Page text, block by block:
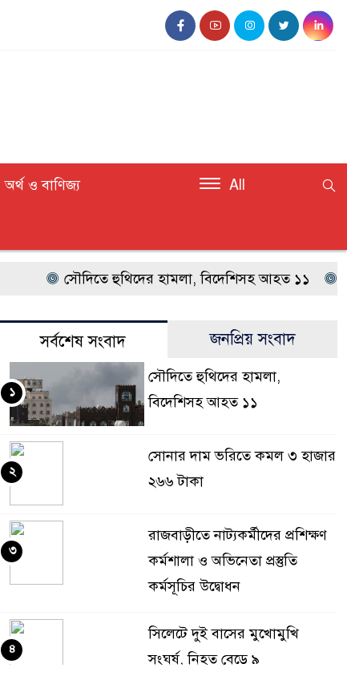
অর্থ ও বাণিজ্য All
সৌদিতে হুথিদের হামলা, বিদেশিসহ আহত ১১
সর্বশেষ সংবাদ জনপ্রিয় সংবাদ
সৌদিতে হুথিদের হামলা,
বিদেশিসহ আহত ১১
১
সোনার দাম ভরিতে কমল ৩ হাজার
২৬৬ টাকা
২
রাজবাড়ীতে নাট্যকর্মীদের প্রশিক্ষণ
কর্মশালা ও অভিনেতা প্রস্তুতি
কর্মসূচির উদ্বোধন
৩
সিলেটে দুই বাসের মুখোমুখি
সংঘর্ষ, নিহত বেড়ে ৯
৪